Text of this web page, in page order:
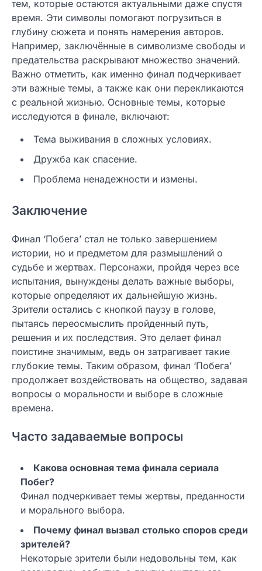
тем, которые остаются актуальными даже спустя
время. Эти символы помогают погрузиться в
глубину сюжета и понять намерения авторов.
Например, заключённые в символизме свободы и
предательства раскрывают множество значений.
Важно отметить, как именно финал подчеркивает
эти важные темы, а также как они перекликаются
с реальной жизнью. Основные темы, которые
исследуются в финале, включают:
Тема выживания в сложных условиях.
Дружба как спасение.
Проблема ненадежности и измены.
Заключение
Финал ‘Побега’ стал не только завершением
истории, но и предметом для размышлений о
судьбе и жертвах. Персонажи, пройдя через все
испытания, вынуждены делать важные выборы,
которые определяют их дальнейшую жизнь.
Зрители остались с кнопкой паузу в голове,
пытаясь переосмыслить пройденный путь,
решения и их последствия. Это делает финал
поистине значимым, ведь он затрагивает такие
глубокие темы. Таким образом, финал ‘Побега’
продолжает воздействовать на общество, задавая
вопросы о моральности и выборе в сложные
времена.
Часто задаваемые вопросы
Какова основная тема финала сериала
Побег?
Финал подчеркивает темы жертвы, преданности
и морального выбора.
Почему финал вызвал столько споров среди
зрителей?
Некоторые зрители были недовольны тем, как